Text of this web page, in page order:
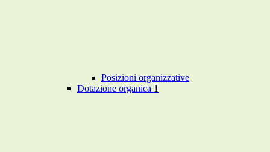
Posizioni organizzative
Dotazione organica 1